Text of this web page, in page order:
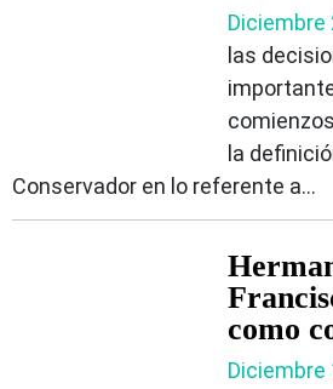
Diciembre
las
la
Conservador en lo referente a...
como
Bogotá
Diciembre